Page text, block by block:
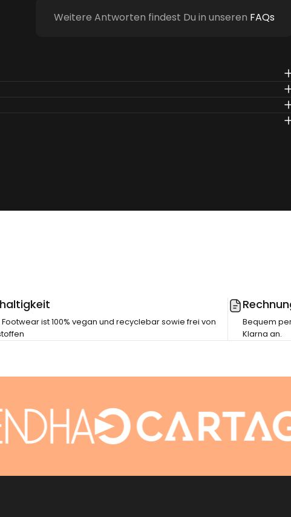
Weitere Antworten findest Du in unseren FAQs
ist 100% vegan und recyclebar sowie frei von
Bequem
Klarna an.